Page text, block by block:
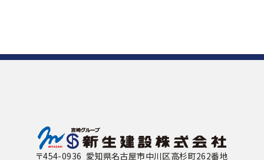
〒454-0936 愛知県名古屋市中川区高杉町262番地